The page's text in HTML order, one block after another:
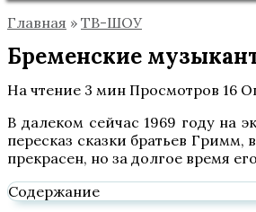
Главная » ТВ-ШОУ
Бременские
На чтение 3 мин Просмотров 16
В далеком сейчас 1969 году на
пересказ сказки братьев
прекрасен, но за долгое время
Содержание